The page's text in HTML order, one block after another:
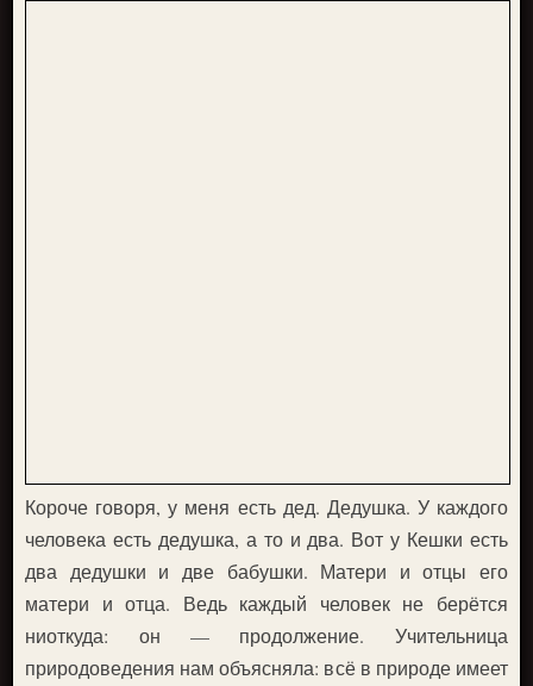
Короче говоря, у меня есть дед. Дедушка. У каждого
человека есть дедушка, а то и два. Вот у Кешки есть
два дедушки и две бабушки. Матери и отцы его
матери и отца. Ведь каждый человек не берётся
ниоткуда: он — продолжение. Учительница
природоведения нам объясняла: всё в природе имеет